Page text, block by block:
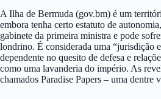
A Ilha de Bermuda (gov.bm) é um
embora tenha certo estatuto de
gabinete da primeira ministra e pode
londrino. É considerada uma “jurisdição
dependente no quesito de defesa e
como uma lavanderia do império. As
chamados Paradise Papers – uma dentre